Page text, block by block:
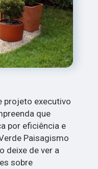
projeto executivo
que
por eficiência e
Paisagismo
deixe de ver a
sobre